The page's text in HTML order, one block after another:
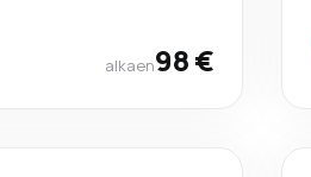
alkaen98 €